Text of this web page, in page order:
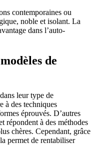
contemporaines ou
noble et isolant. La
dans l’auto-
de
leur type de
à des techniques
éprouvés. D’autres
répondent à des méthodes
chères. Cependant, grâce
permet de rentabiliser